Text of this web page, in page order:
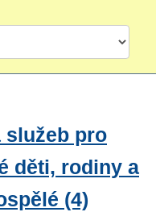
služeb pro
děti, rodiny a
(4)